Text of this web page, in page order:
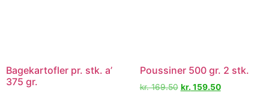
Bagekartofler pr. stk. a’
375 gr.
Poussiner 500 gr. 2 stk.
kr.169.50 kr. 159.50